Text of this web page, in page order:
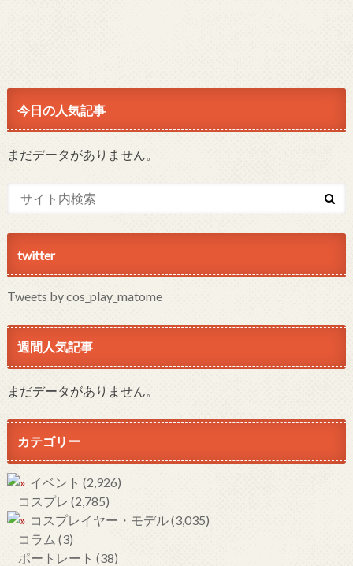
今日の人気記事
まだデータがありません。
twitter
Tweets by cos_play_matome
週間人気記事
まだデータがありません。
カテゴリー
イベント (2,926)
コスプレ (2,785)
コスプレイヤー・モデル(3,035)
コラム (3)
ポートレート (38)